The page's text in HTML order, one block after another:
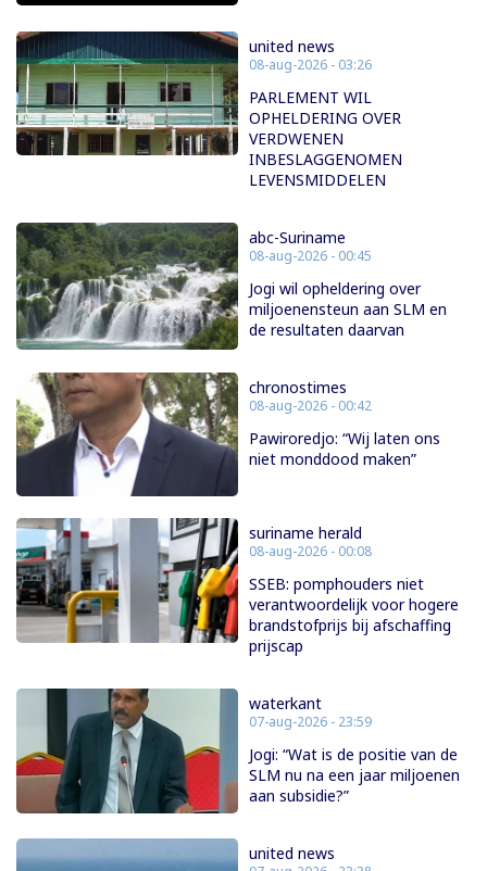
united news
08-aug-2026 - 03:26
PARLEMENT WIL
OPHELDERING OVER
VERDWENEN
INBESLAGGENOMEN
LEVENSMIDDELEN
abc-Suriname
08-aug-2026 - 00:45
Jogi wil opheldering over
miljoenensteun aan SLM en
de resultaten daarvan
chronostimes
08-aug-2026 - 00:42
Pawiroredjo: “Wij laten ons
niet monddood maken”
suriname herald
08-aug-2026 - 00:08
SSEB: pomphouders niet
verantwoordelijk voor hogere
brandstofprijs bij afschaffing
prijscap
waterkant
07-aug-2026 - 23:59
Jogi: “Wat is de positie van de
SLM nu na een jaar miljoenen
aan subsidie?”
united news